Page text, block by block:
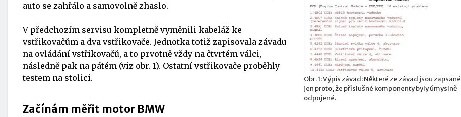
Obr. 1: Výpis závad: Některé ze závad jsou zapsané
jen proto, že příslušné komponenty byly úmyslně
odpojené.
auto se zahřálo a samovolně zhaslo.
V předchozím servisu kompletně vyměnili kabeláž ke
vstřikovačům a dva vstřikovače. Jednotka totiž zapisovala závadu
na ovládání vstřikovačů, a to prvotně vždy na čtvrtém válci,
následně pak na pátém (viz obr. 1). Ostatní vstřikovače proběhly
testem na stolici.
Začínám měřit motor BMW